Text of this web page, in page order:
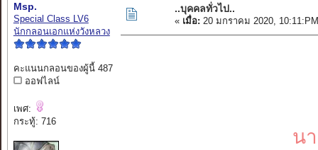
Msp.
Special Class LV6
นักกลอนเอกแห่งวังหลวง
คะแนนกลอนของผู้นี้ 487
ออฟไลน์
เพศ:
กระทู้: 716
..บุคคลทั่วไป..
« เมื่อ: 20 มกราคม 2020,
น